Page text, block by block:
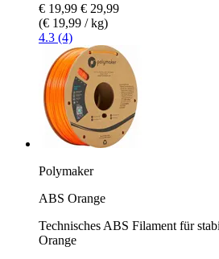
€ 19,99 € 29,99
(€ 19,99 / kg)
4.3 (4)
Polymaker
ABS Orange
Technisches ABS Filament für
Orange